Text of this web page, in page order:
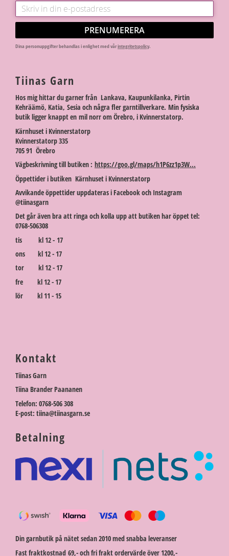
PRENUMERERA
Dina personuppgifter behandlas i enlighet med vårintegritetspolicy.
Tiinas Garn
Hos mig hittar du garner från Lankava, Kaupunkilanka, Pirtin
Kehräämö, Katia, Sesia och några fler garntillverkare. Min fysiska
butik ligger knappt en mil norr om Örebro, i Kvinnerstatorp.
Kärnhuset i Kvinnerstatorp
Kvinnerstatorp 335
705 91 Örebro
Vägbeskrivning till butiken : https://goo.gl/maps/h1P6zz1p3W...
Öppettider i butiken Kärnhuset i Kvinnerstatorp
Avvikande öppettider uppdateras i Facebook och Instagram
@tiinasgarn
Det går även bra att ringa och kolla upp att butiken har öppet tel:
0768-506308
tis kl 12 - 17
ons kl 12 - 17
tor kl 12 - 17
fre kl 12 - 17
lör kl 11 - 15
Kontakt
Tiinas Garn
Tiina Brander Paananen
Telefon: 0768-506 308
E-post: tiina@tiinasgarn.se
Betalning
Din garnbutik på nätet sedan 2010 med snabba leveranser
Fast fraktkostnad 69,- och fri frakt ordervärde över 1200,-